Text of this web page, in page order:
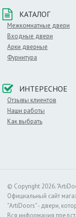
В
эмали.
Данный
–
КАТАЛОГ
Межкомнатные двери
Входные двери
Арки дверные
Фурнитура
ИНТЕРЕСНОЕ
Отзывы клиентов
Наши работы
Как выбрать
© Copyright 2026.
Официальный сайт
"ArtiDoors" - двери,
Вся информация